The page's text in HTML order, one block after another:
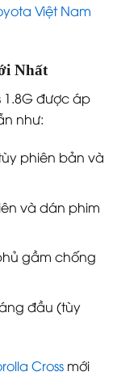
Việt Nam
Nhất
1.8G được áp
như:
phiên bản và
và dán phim
gầm chống
đầu (tùy
Cross mới